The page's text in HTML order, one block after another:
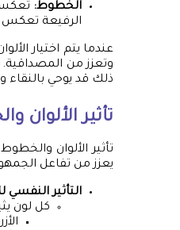
الخطوط: تعكس
الرفيعة تعكس
عندما يتم اختيار
وتعزز من
ذلك قد يوحي بالنقاء
تأثير الألوان
تأثير الألوان
يعزز من تفاعل
التأثير النفسي
كل لون